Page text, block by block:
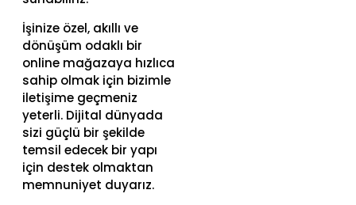
İşinize özel, akıllı ve
dönüşüm odaklı bir
online mağazaya hızlıca
sahip olmak için bizimle
iletişime geçmeniz
yeterli. Dijital dünyada
sizi güçlü bir şekilde
temsil edecek bir yapı
için destek olmaktan
memnuniyet duyarız.